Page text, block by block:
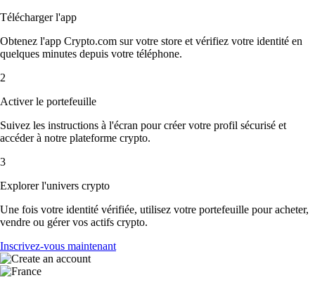
Télécharger l'app
Obtenez l'app Crypto.com sur votre store et vérifiez votre identité en
quelques minutes depuis votre téléphone.
2
Activer le portefeuille
Suivez les instructions à l'écran pour créer votre profil sécurisé et
accéder à notre plateforme crypto.
3
Explorer l'univers crypto
Une fois votre identité vérifiée, utilisez votre portefeuille pour acheter,
vendre ou gérer vos actifs crypto.
Inscrivez-vous maintenant